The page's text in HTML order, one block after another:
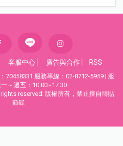
客服中心 廣告與合作| RSS
70458331 服務專線：02-8712-5959 | 服
～週五：10:00~17:30
reserved. 版權所有，禁止擅自轉貼
節錄